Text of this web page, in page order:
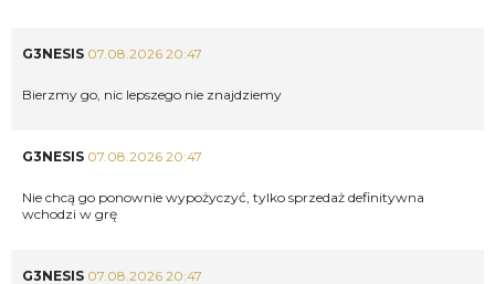
G3NESIS 07.08.2026 20:47
Bierzmy go, nic lepszego nie znajdziemy
G3NESIS 07.08.2026 20:47
Nie chcą go ponownie wypożyczyć, tylko sprzedaż definitywna
wchodzi w grę
G3NESIS 07.08.2026 20:47